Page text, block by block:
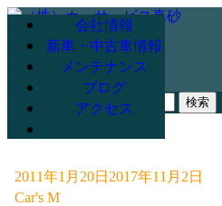
078-947-3265
会社情報
新車・中古車情報
メンテナンス
ブログ
アクセス
2011年1月20日 2017年11月2日
Car's M